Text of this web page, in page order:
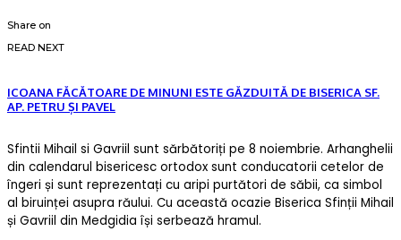
Share on
READ NEXT
ICOANA FĂCĂTOARE DE MINUNI ESTE GĂZDUITĂ DE BISERICA SF.
AP. PETRU ȘI PAVEL
Sfintii Mihail si Gavriil sunt sărbătoriți pe 8 noiembrie. Arhanghelii
din calendarul bisericesc ortodox sunt conducatorii cetelor de
îngeri și sunt reprezentați cu aripi purtători de săbii, ca simbol
al biruinței asupra răului. Cu această ocazie Biserica Sfinții Mihail
și Gavriil din Medgidia își serbează hramul.